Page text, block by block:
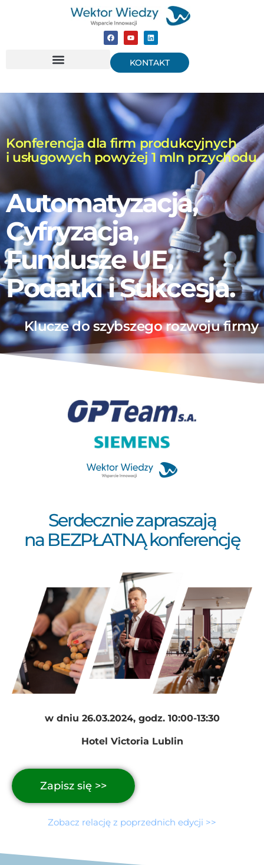
KONTAKT
Konferencja dla firm produkcyjnych
i usługowych powyżej 1 mln przychodu
Automatyzacja,
Cyfryzacja,
Fundusze UE,
Podatki i Sukcesja.
Klucze do szybszego rozwoju firmy
Serdecznie zapraszają
na BEZPŁATNĄ konferencję
w dniu 26.03.2024, godz. 10:00-13:30
Hotel Victoria Lublin
Zapisz się >>
Zobacz relację z poprzednich edycji >>